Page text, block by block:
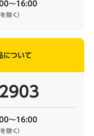
～16:00
除く）
について
～16:00
除く）